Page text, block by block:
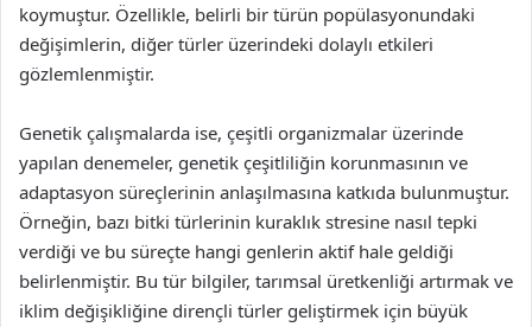
koymuştur. Özellikle, belirli bir türün popülasyonundaki
değişimlerin, diğer türler üzerindeki dolaylı etkileri
gözlemlenmiştir.
Genetik çalışmalarda ise, çeşitli organizmalar üzerinde
yapılan denemeler, genetik çeşitliliğin korunmasının ve
adaptasyon süreçlerinin anlaşılmasına katkıda bulunmuştur.
Örneğin, bazı bitki türlerinin kuraklık stresine nasıl tepki
verdiği ve bu süreçte hangi genlerin aktif hale geldiği
belirlenmiştir. Bu tür bilgiler, tarımsal üretkenliği artırmak ve
iklim değişikliğine dirençli türler geliştirmek için büyük